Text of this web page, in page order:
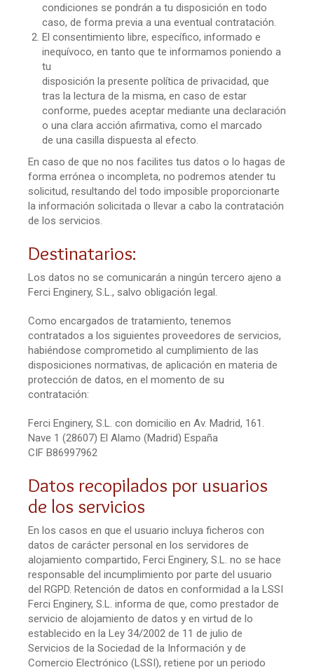
condiciones se pondrán a tu disposición en todo
caso, de forma previa a una eventual contratación.
El consentimiento libre, específico, informado e
inequívoco, en tanto que te informamos poniendo a
tu
disposición la presente política de privacidad, que
tras la lectura de la misma, en caso de estar
conforme, puedes aceptar mediante una declaración
o una clara acción afirmativa, como el marcado
de una casilla dispuesta al efecto.
En caso de que no nos facilites tus datos o lo hagas de
forma errónea o incompleta, no podremos atender tu
solicitud, resultando del todo imposible proporcionarte
la información solicitada o llevar a cabo la contratación
de los servicios.
Destinatarios:
Los datos no se comunicarán a ningún tercero ajeno a
Ferci Enginery, S.L., salvo obligación legal.
Como encargados de tratamiento, tenemos
contratados a los siguientes proveedores de servicios,
habiéndose comprometido al cumplimiento de las
disposiciones normativas, de aplicación en materia de
protección de datos, en el momento de su
contratación:
Ferci Enginery, S.L. con domicilio en Av. Madrid, 161.
Nave 1 (28607) El Alamo (Madrid) España
CIF B86997962
Datos recopilados por usuarios
de los servicios
En los casos en que el usuario incluya ficheros con
datos de carácter personal en los servidores de
alojamiento compartido, Ferci Enginery, S.L. no se hace
responsable del incumplimiento por parte del usuario
del RGPD. Retención de datos en conformidad a la LSSI
Ferci Enginery, S.L. informa de que, como prestador de
servicio de alojamiento de datos y en virtud de lo
establecido en la Ley 34/2002 de 11 de julio de
Servicios de la Sociedad de la Información y de
Comercio Electrónico (LSSI), retiene por un periodo